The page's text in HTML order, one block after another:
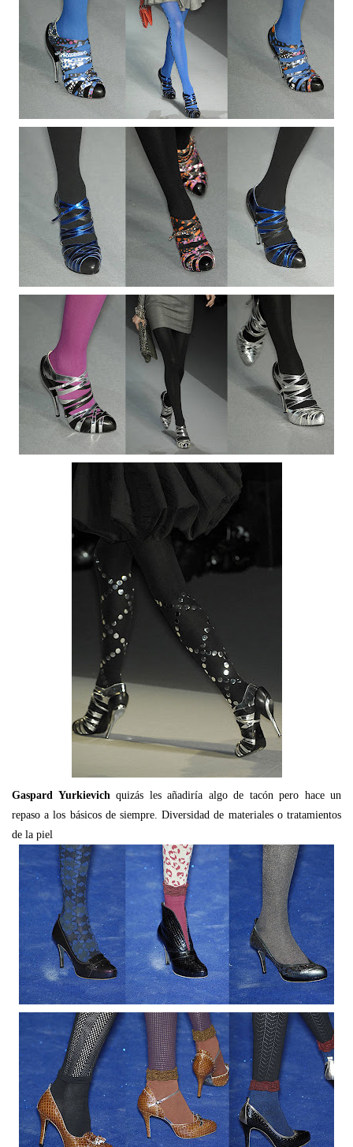
Gaspard Yurkievich quizás les añadiría algo de tacón pero hace un
repaso a los básicos de siempre. Diversidad de materiales o tratamientos
de la piel